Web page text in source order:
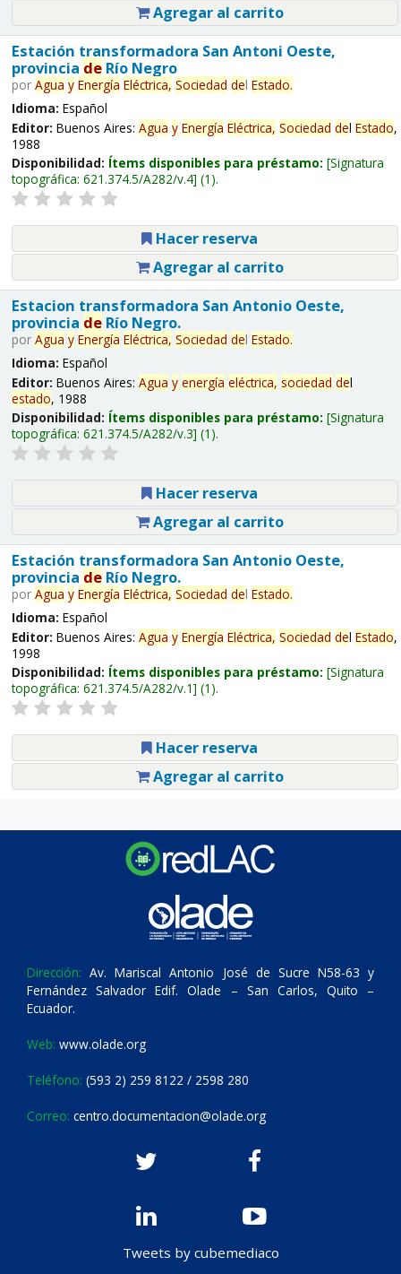
Agregar al carrito
Estación transformadora San Antoni Oeste,
provincia deRío Negro
por Agua y Energía Eléctrica, Sociedad del Estado.
Idioma: Español
Editor: Buenos Aires: Agua y Energía Eléctrica, Sociedad del Estado,
1988
Disponibilidad: Ítems disponibles para préstamo: Signatura
topográfica: 621.374.5/A282/v.4 (1).
Hacer reserva
Agregar al carrito
Estacion transformadora San Antonio Oeste,
provincia deRío Negro.
por Agua y Energía Eléctrica, Sociedad del Estado.
Idioma: Español
Editor: Buenos Aires: Agua y energía eléctrica, sociedad del
estado, 1988
Disponibilidad: Ítems disponibles para préstamo: Signatura
topográfica: 621.374.5/A282/v.3 (1).
Hacer reserva
Agregar al carrito
Estación transformadora San Antonio Oeste,
provincia deRío Negro.
por Agua y Energía Eléctrica, Sociedad del Estado.
Idioma: Español
Editor: Buenos Aires: Agua y Energía Eléctrica, Sociedad del Estado,
1998
Disponibilidad: Ítems disponibles para préstamo: Signatura
topográfica: 621.374.5/A282/v.1 (1).
Hacer reserva
Agregar al carrito
Dirección: Av. Mariscal Antonio José de Sucre N58-63 y
Fernández Salvador Edif. Olade – San Carlos, Quito –
Ecuador.
Web: www.olade.org
Teléfono: (593 2) 259 8122 / 2598 280
Correo: centro.documentacion@olade.org
Tweets by cubemediaco